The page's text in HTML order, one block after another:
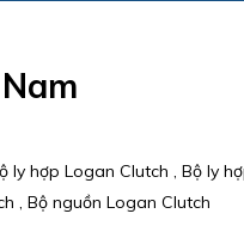
hợp Logan Clutch , Bộ ly
, Bộ nguồn Logan Clutch